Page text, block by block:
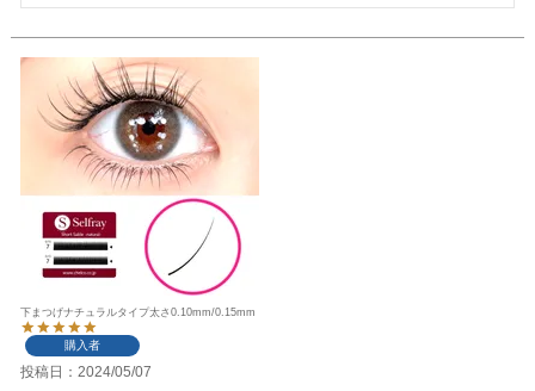
下まつげナチュラルタイプ太さ0.10mm/0.15mm
購入者
投稿日 2024/05/07